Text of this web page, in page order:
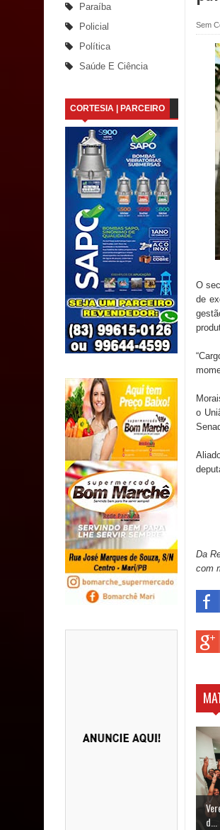
Saúde Bucal: Mais de
Caldas Brandão:
Nota de pesar: Câmara
Prefeito Major Sidnei
Denise Ribeiro toma
Dois Gigantes da Poesia
Vereador Davyd Matias
Assembleia Legislativa
Mari marca presença no
SUS
MULUNGU: Servidora
população
Caldas Brandão:
são referentes a débitos
Paraíba
Policial
Política
Saúde E Ciência
CORTESIA | PARCEIRO
Sem
O
de
o
Da
com
d...